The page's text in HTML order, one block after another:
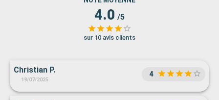
4.0 /5
sur 10 avis clients
Christian P.
19/07/2025
4